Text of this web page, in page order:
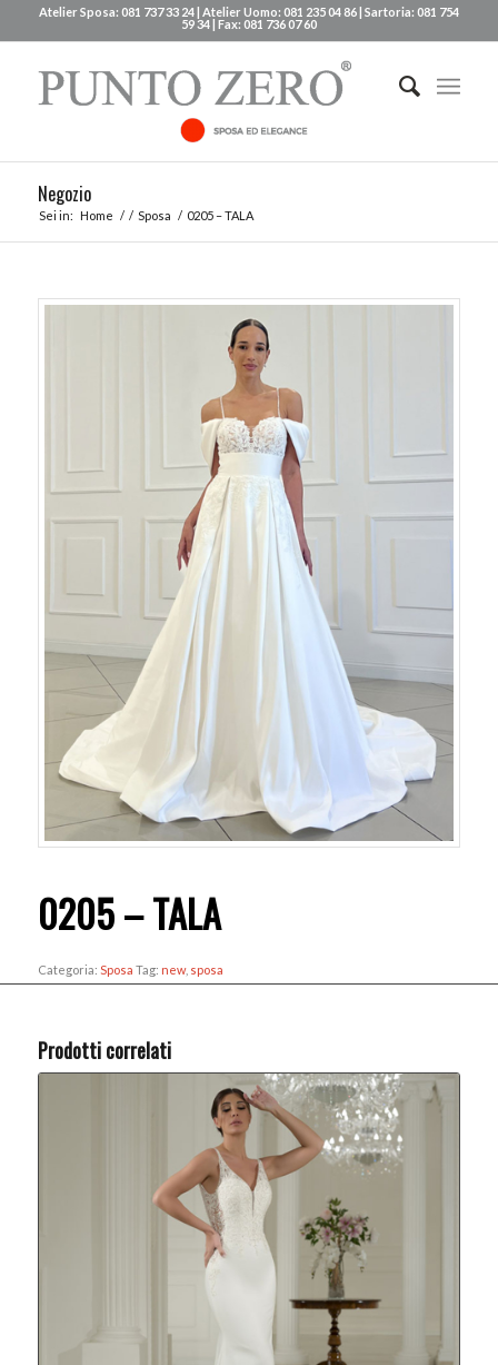
Atelier Sposa: 081 737 33 24 | Atelier Uomo: 081 235 04 86 | Sartoria: 081 754
59 34 | Fax: 081 736 07 60
Negozio
Sei in: Home / / Sposa / 0205 – TALA
0205 – TALA
Categoria: Sposa Tag: new, sposa
Prodotti correlati